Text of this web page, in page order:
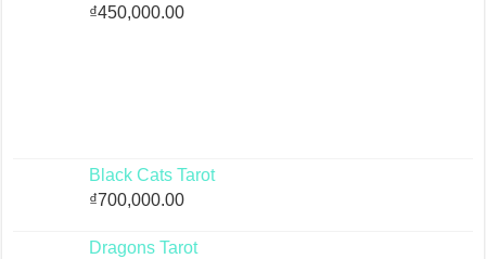
₫450,000.00
Black Cats Tarot
₫700,000.00
Dragons Tarot